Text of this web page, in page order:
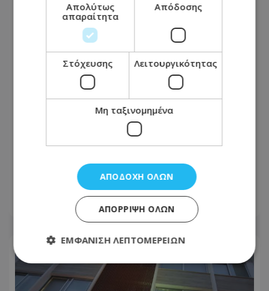
Λετυμπιώτης: Σαφής προοπτική
επιστροφής στην ουσία Κυπριακού
από πρόθεση Γκουτέρες για νέα
διευρυμένη
09.08.2026 - 10:31
Απολύτως
απαραίτητα
Απόδοσης
Στόχευσης Λειτουργικότητας
Μη ταξινομημένα
ΑΠΟΔΟΧΉ ΌΛΩΝ
ΑΠΌΡΡΙΨΗ ΌΛΩΝ
ΕΜΦΆΝΙΣΗ ΛΕΠΤΟΜΕΡΕΙΏΝ
Απολύτως απαραίτητα
Απόδοσης